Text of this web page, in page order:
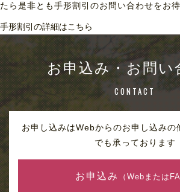
たら是非とも手形割引のお問い合わせをお
手形割引の詳細はこちら
お申込み・お問い
CONTACT
お申し込みはWebからのお申し込みの
でも承っております
お申込み （Webまたは